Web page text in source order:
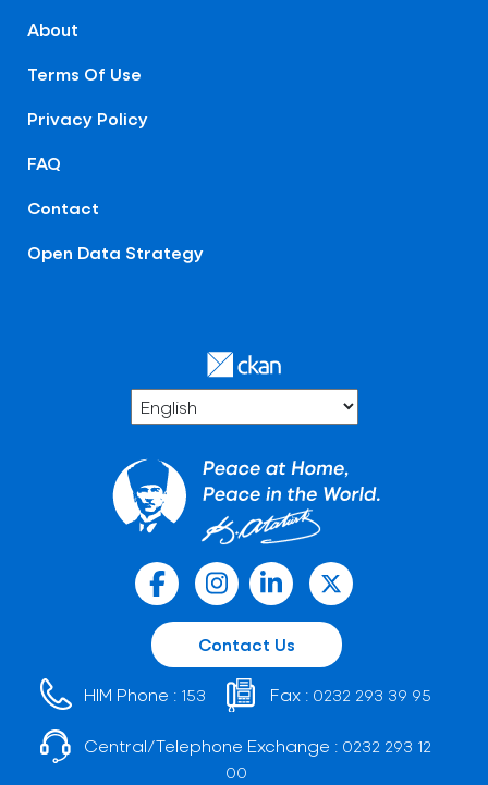
About
Terms Of Use
Privacy Policy
FAQ
Contact
Open Data Strategy
Contact Us
HIM Phone : 153 Fax : 0232 293 39 95
Central/Telephone Exchange : 0232 293 12
00